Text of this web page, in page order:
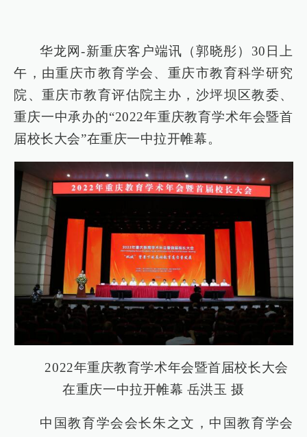
华龙网-新重庆客户端讯（郭晓彤）30日上
午，由重庆市教育学会、重庆市教育科学研究
院、重庆市教育评估院主办，沙坪坝区教委、
重庆一中承办的“2022年重庆教育学术年会暨首
届校长大会”在重庆一中拉开帷幕。
2022年重庆教育学术年会暨首届校长大会
在重庆一中拉开帷幕 岳洪玉 摄
中国教育学会会长朱之文，中国教育学会